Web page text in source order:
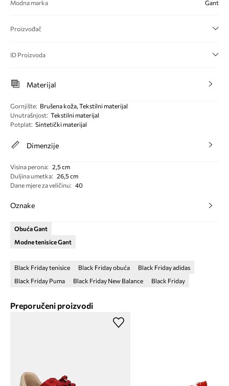
Modna marka Gant
Proizvođač
ID Proizvoda
Materijal
Gornjište: Brušena koža, Tekstilni materijal
Unutrašnjost: Tekstilni materijal
Potplat: Sintetički materijal
Dimenzije
Visina perona: 2,5 cm
Duljina umetka: 26,5 cm
Dane mjere za veličinu: 40
Oznake
Obuća Gant
Modne tenisice Gant
Black Friday tenisice Black Friday obuća
Black Friday adidas
Black Friday Puma
Black Friday New Balance Black Friday
Preporučeni proizvodi